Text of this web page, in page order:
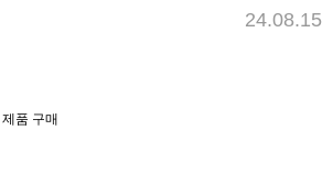
24.08.15
품 구매